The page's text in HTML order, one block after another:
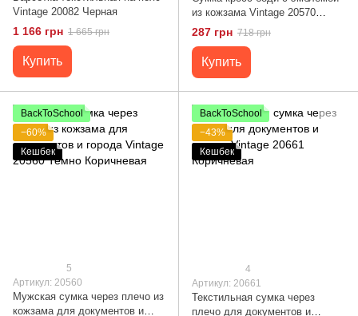
Vintage 20082 Черная
1 166 грн 1 665 грн
Купить
из кожзама Vintage 20570
Рыжая
287 грн 718 грн
Купить
BackToSchool
−60%
Кешбек
5
Артикул: 20560
Мужская сумка через плечо из
кожзама для документов и
BackToSchool
−43%
Кешбек
4
Артикул: 20661
Текстильная сумка через
плечо для документов и